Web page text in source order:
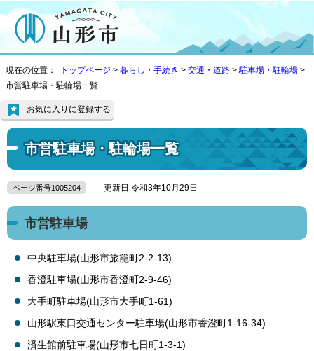
現在の位置： トップページ > 暮らし・手続き > 交通・道路 > 駐車場・駐輪場 >
市営駐車場・駐輪場一覧
市営駐車場・駐輪場一覧
お気に入りに登録する
ページ番号1005204 更新日 令和3年10月29日
市営駐車場
中央駐車場(山形市旅籠町2-2-13)
香澄駐車場(山形市香澄町2-9-46)
大手町駐車場(山形市大手町1-61)
山形駅東口交通センター駐車場(山形市香澄町1-16-34)
済生館前駐車場(山形市七日町1-3-1)